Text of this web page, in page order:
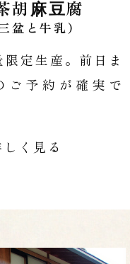
胡⿇⾖腐
盆と牛乳）
限定生産。前日ま
ご予約が確実で
しく見る